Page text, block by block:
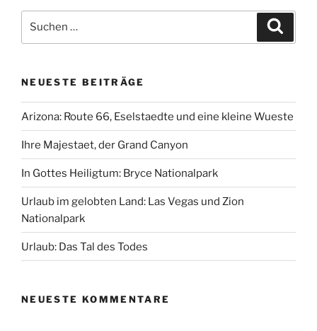
nach:
NEUESTE BEITRÄGE
Arizona: Route 66, Eselstaedte und eine kleine Wueste
Ihre Majestaet, der Grand Canyon
In Gottes Heiligtum: Bryce Nationalpark
Urlaub im gelobten Land: Las Vegas und Zion
Nationalpark
Urlaub: Das Tal des Todes
NEUESTE KOMMENTARE